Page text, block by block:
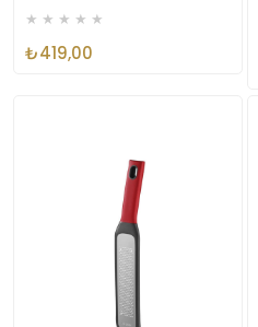
★ ★ ★ ★ ★
₺419,00